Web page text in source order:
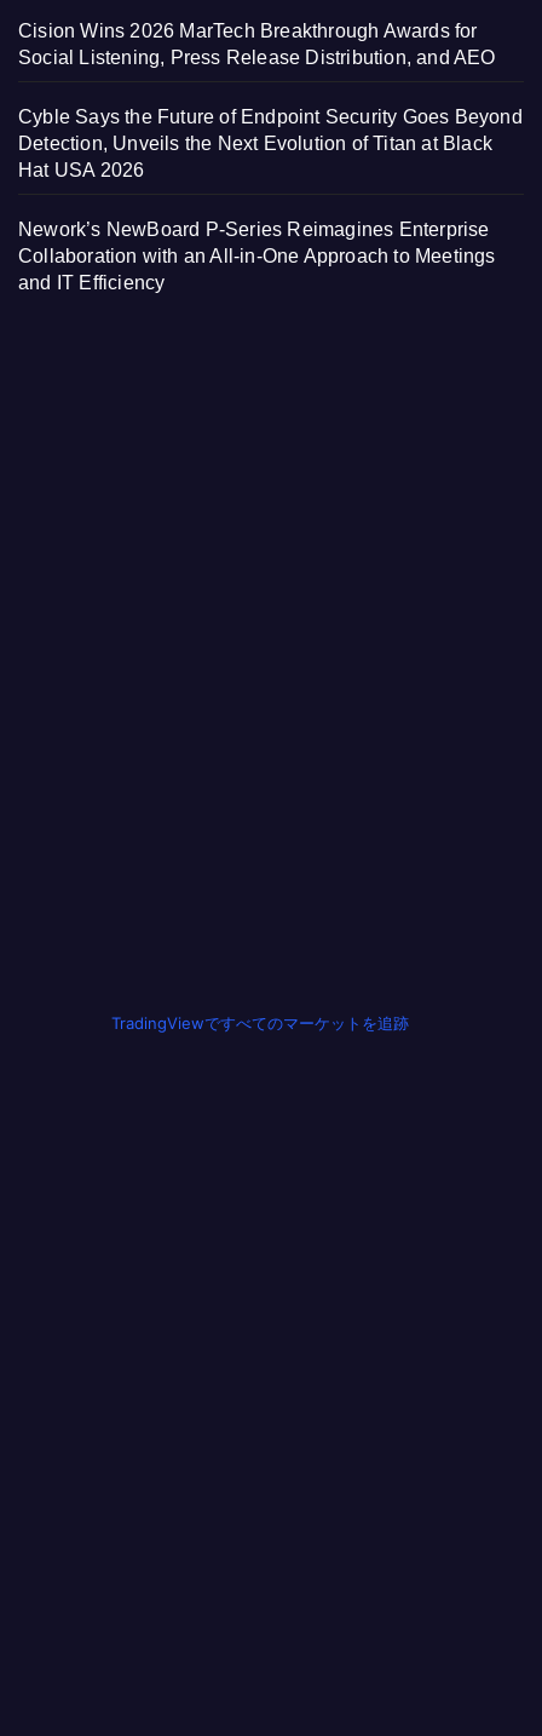
Cision Wins 2026 MarTech Breakthrough Awards for
Social Listening, Press Release Distribution, and AEO
Cyble Says the Future of Endpoint Security Goes Beyond
Detection, Unveils the Next Evolution of Titan at Black
Hat USA 2026
Nework’s NewBoard P-Series Reimagines Enterprise
Collaboration with an All-in-One Approach to Meetings
and IT Efficiency
TradingViewですべてのマーケットを追跡